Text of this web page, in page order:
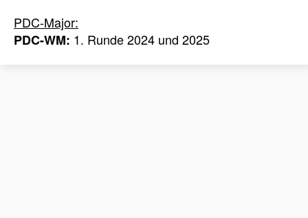
PDC-Major:
PDC-WM: 1. Runde 2024 und 2025